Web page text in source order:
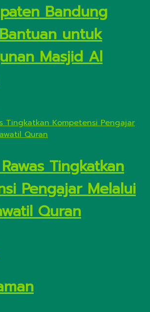
Bandung
untuk
Masjid Al
Tingkatkan
Pengajar Melalui
Quran